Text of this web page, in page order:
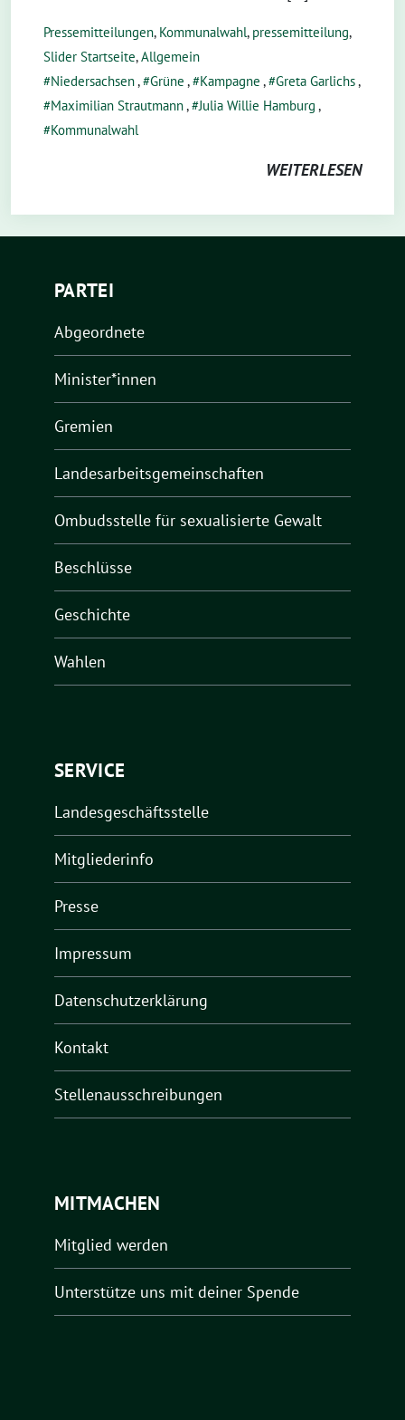
Pressemitteilungen, Kommunalwahl, pressemitteilung,
Slider Startseite,Allgemein
Niedersachsen, Grüne , Kampagne , Greta Garlichs,
Maximilian Strautmann, Julia Willie Hamburg ,
Kommunalwahl
WEITERLESEN
PARTEI
Abgeordnete
Minister*innen
Gremien
Landesarbeitsgemeinschaften
Ombudsstelle für sexualisierte Gewalt
Beschlüsse
Geschichte
Wahlen
SERVICE
Landesgeschäftsstelle
Mitgliederinfo
Presse
Impressum
Datenschutzerklärung
Kontakt
Stellenausschreibungen
MITMACHEN
Mitglied werden
Unterstütze uns mit deiner Spende